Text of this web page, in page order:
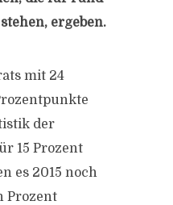
ergeben.
mit 24
der
15 Prozent
es 2015 noch
Prozent